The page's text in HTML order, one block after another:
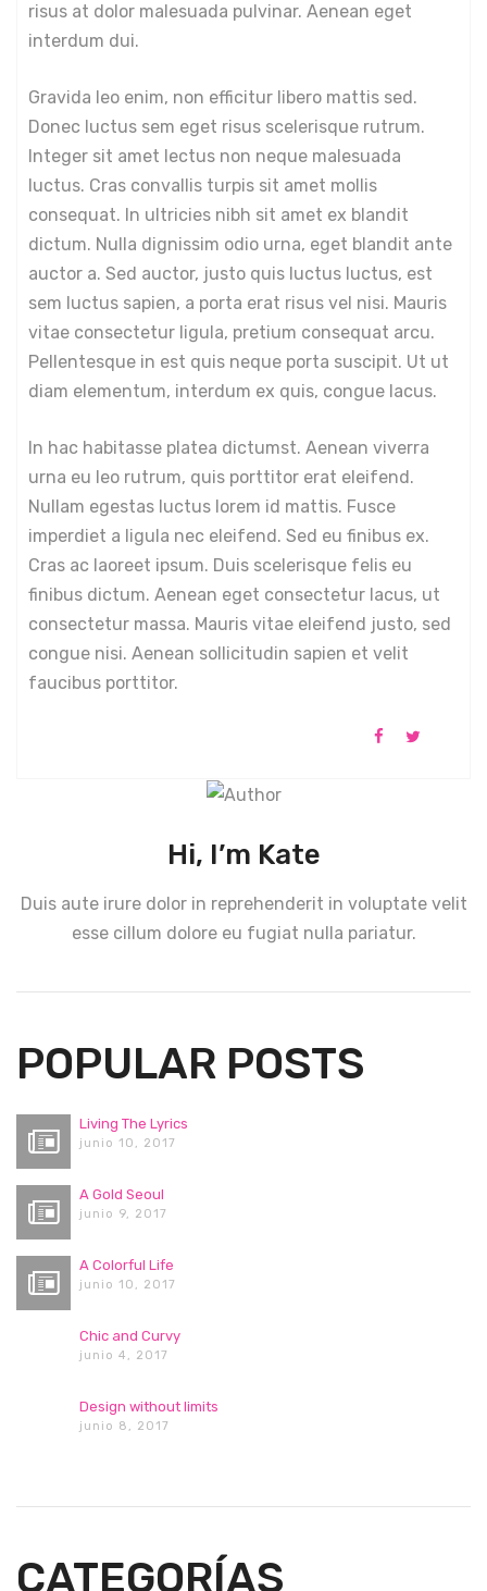
risus at dolor malesuada pulvinar. Aenean eget
interdum dui.
Gravida leo enim, non efficitur libero mattis sed.
Donec luctus sem eget risus scelerisque rutrum.
Integer sit amet lectus non neque malesuada
luctus. Cras convallis turpis sit amet mollis
consequat. In ultricies nibh sit amet ex blandit
dictum. Nulla dignissim odio urna, eget blandit ante
auctor a. Sed auctor, justo quis luctus luctus, est
sem luctus sapien, a porta erat risus vel nisi. Mauris
vitae consectetur ligula, pretium consequat arcu.
Pellentesque in est quis neque porta suscipit. Ut ut
diam elementum, interdum ex quis, congue lacus.
In hac habitasse platea dictumst. Aenean viverra
urna eu leo rutrum, quis porttitor erat eleifend.
Nullam egestas luctus lorem id mattis. Fusce
imperdiet a ligula nec eleifend. Sed eu finibus ex.
Cras ac laoreet ipsum. Duis scelerisque felis eu
finibus dictum. Aenean eget consectetur lacus, ut
consectetur massa. Mauris vitae eleifend justo, sed
congue nisi. Aenean sollicitudin sapien et velit
faucibus porttitor.
Hi, I’m Kate
Duis aute irure dolor in reprehenderit in voluptate velit
esse cillum dolore eu fugiat nulla pariatur.
POPULAR POSTS
Living The Lyrics
junio 10, 2017
A Gold Seoul
junio 9, 2017
A Colorful Life
junio 10, 2017
Chic and Curvy
junio 4, 2017
Design without limits
junio 8, 2017
CATEGORÍAS